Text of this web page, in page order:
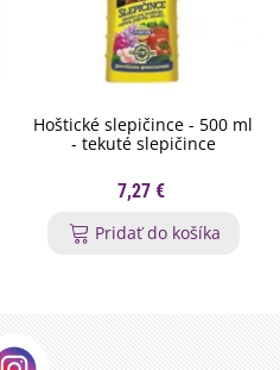
Hoštické slepičince - 500 ml
- tekuté slepičince
7,27 €
Pridať do košíka